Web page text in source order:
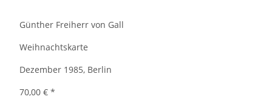
Günther Freiherr von Gall
Weihnachtskarte
Dezember 1985, Berlin
70,00 € *